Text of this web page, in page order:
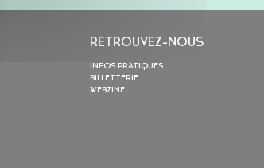
RETROUVEZ-NOUS
INFOS PRATIQUES
BILLETTERIE
WEBZINE